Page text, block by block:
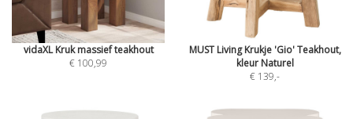
vidaXL Kruk massief teakhout
€ 100,99
MUST Living Krukje 'Gio' Teakhout,
kleur Naturel
€ 139,-